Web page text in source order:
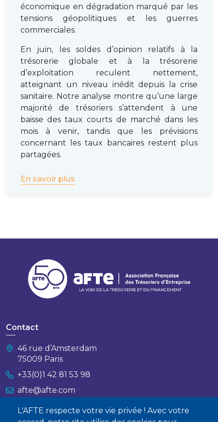
L'AFTE respecte votre vie privée ! Avec votre
économique en dégradation marqué par les
tensions géopolitiques et les guerres
commerciales.
En juin, les soldes d’opinion relatifs à la
trésorerie globale et à la trésorerie
d’exploitation reculent nettement,
atteignant un niveau inédit depuis la crise
sanitaire. Notre analyse montre qu’une large
majorité de trésoriers s’attendent à une
baisse des taux courts de marché dans les
mois à venir, tandis que les prévisions
concernant les taux bancaires restent plus
partagées.
En savoir plus
Contact
46 rue d’Amsterdam
75009 Paris
+33(0)1 42 81 53 98
afte@afte.com
Nous contacter